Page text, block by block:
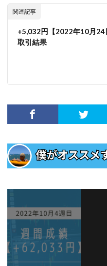
関連記事
+5,032円【2022年10月24
取引結果